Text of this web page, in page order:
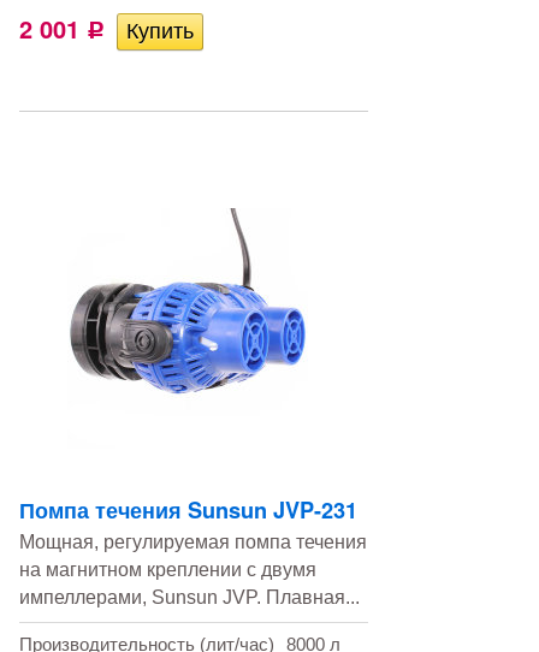
2 001 Р
Помпа течения Sunsun JVP-231
Мощная, регулируемая помпа течения
на магнитном креплении с двумя
импеллерами, Sunsun JVP. Плавная...
Производительность (лит/час)
8000 л